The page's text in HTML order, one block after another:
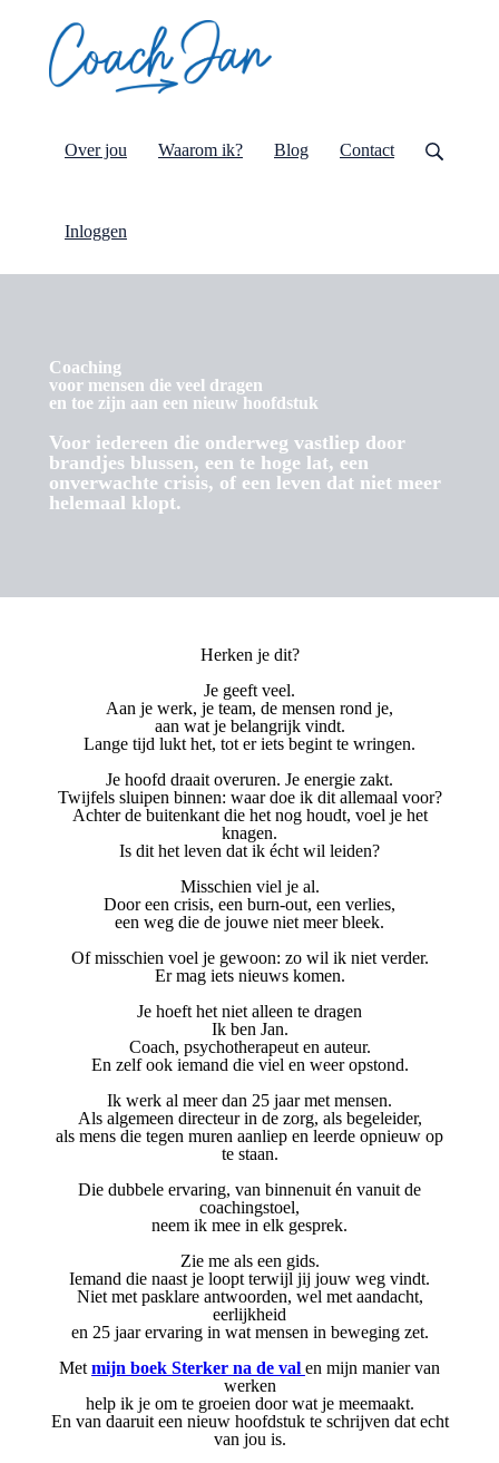
Over jou Waarom ik? Blog Contact
Inloggen
Coaching
voor mensen die veel dragen
en toe zijn aan een nieuw hoofdstuk
Voor iedereen die onderweg vastliep door
brandjes blussen, een te hoge lat, een
onverwachte crisis, of een leven dat niet meer
helemaal klopt.
Herken je dit?
Je geeft veel.
Aan je werk, je team, de mensen rond je,
aan wat je belangrijk vindt.
Lange tijd lukt het, tot er iets begint te wringen.
Je hoofd draait overuren. Je energie zakt.
Twijfels sluipen binnen: waar doe ik dit allemaal voor?
Achter de buitenkant die het nog houdt, voel je het
knagen.
Is dit het leven dat ik écht wil leiden?
Misschien viel je al.
Door een crisis, een burn-out, een verlies,
een weg die de jouwe niet meer bleek.
Of misschien voel je gewoon: zo wil ik niet verder.
Er mag iets nieuws komen.
Je hoeft het niet alleen te dragen
Ik ben Jan.
Coach, psychotherapeut en auteur.
En zelf ook iemand die viel en weer opstond.
Ik werk al meer dan 25 jaar met mensen.
Als algemeen directeur in de zorg, als begeleider,
als mens die tegen muren aanliep en leerde opnieuw op
te staan.
Die dubbele ervaring, van binnenuit én vanuit de
coachingstoel,
neem ik mee in elk gesprek.
Zie me als een gids.
Iemand die naast je loopt terwijl jij jouw weg vindt.
Niet met pasklare antwoorden, wel met aandacht,
eerlijkheid
en 25 jaar ervaring in wat mensen in beweging zet.
Met mijn boek Sterker na de val en mijn manier van
werken
help ik je om te groeien door wat je meemaakt.
En van daaruit een nieuw hoofdstuk te schrijven dat echt
van jou is.